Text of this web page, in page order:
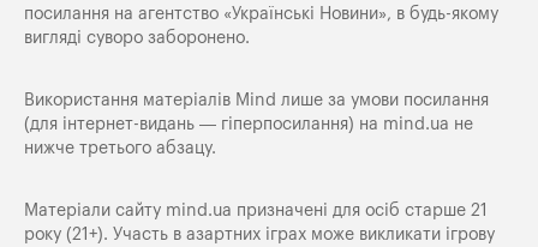
посилання на агентство «Українські Новини», в будь-якому
вигляді суворо заборонено.
Використання матеріалів Mind лише за умови посилання
(для інтернет-видань — гіперпосилання) на mind.ua не
нижче третього абзацу.
Матеріали сайту mind.ua призначені для осіб старше 21
року (21+). Участь в азартних іграх може викликати ігрову